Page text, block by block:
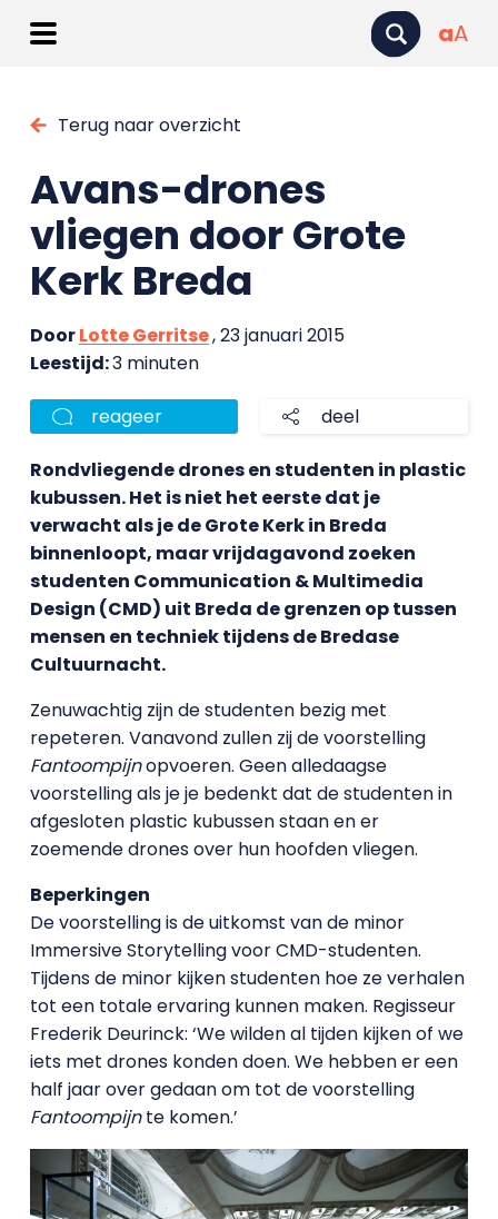
aA
Terug naar overzicht
Avans-drones
vliegen door Grote
Kerk Breda
DoorLotte Gerritse, 23 januari 2015
Leestijd:3 minuten
reageer deel
Rondvliegende drones en studenten in plastic
kubussen. Het is niet het eerste dat je
verwacht als je de Grote Kerk in Breda
binnenloopt, maar vrijdagavond zoeken
studenten Communication & Multimedia
Design (CMD) uit Breda de grenzen op tussen
mensen en techniek tijdens de Bredase
Cultuurnacht.
Zenuwachtig zijn de studenten bezig met
repeteren. Vanavond zullen zij de voorstelling
Fantoompijnopvoeren. Geen alledaagse
voorstelling als je je bedenkt dat de studenten in
afgesloten plastic kubussen staan en er
zoemende drones over hun hoofden vliegen.
Beperkingen
De voorstelling is de uitkomst van de minor
Immersive Storytelling voor CMD-studenten.
Tijdens de minor kijken studenten hoe ze verhalen
tot een totale ervaring kunnen maken. Regisseur
Frederik Deurinck: ‘We wilden al tijden kijken of we
iets met drones konden doen. We hebben er een
half jaar over gedaan om tot de voorstelling
Fantoompijnte komen.’